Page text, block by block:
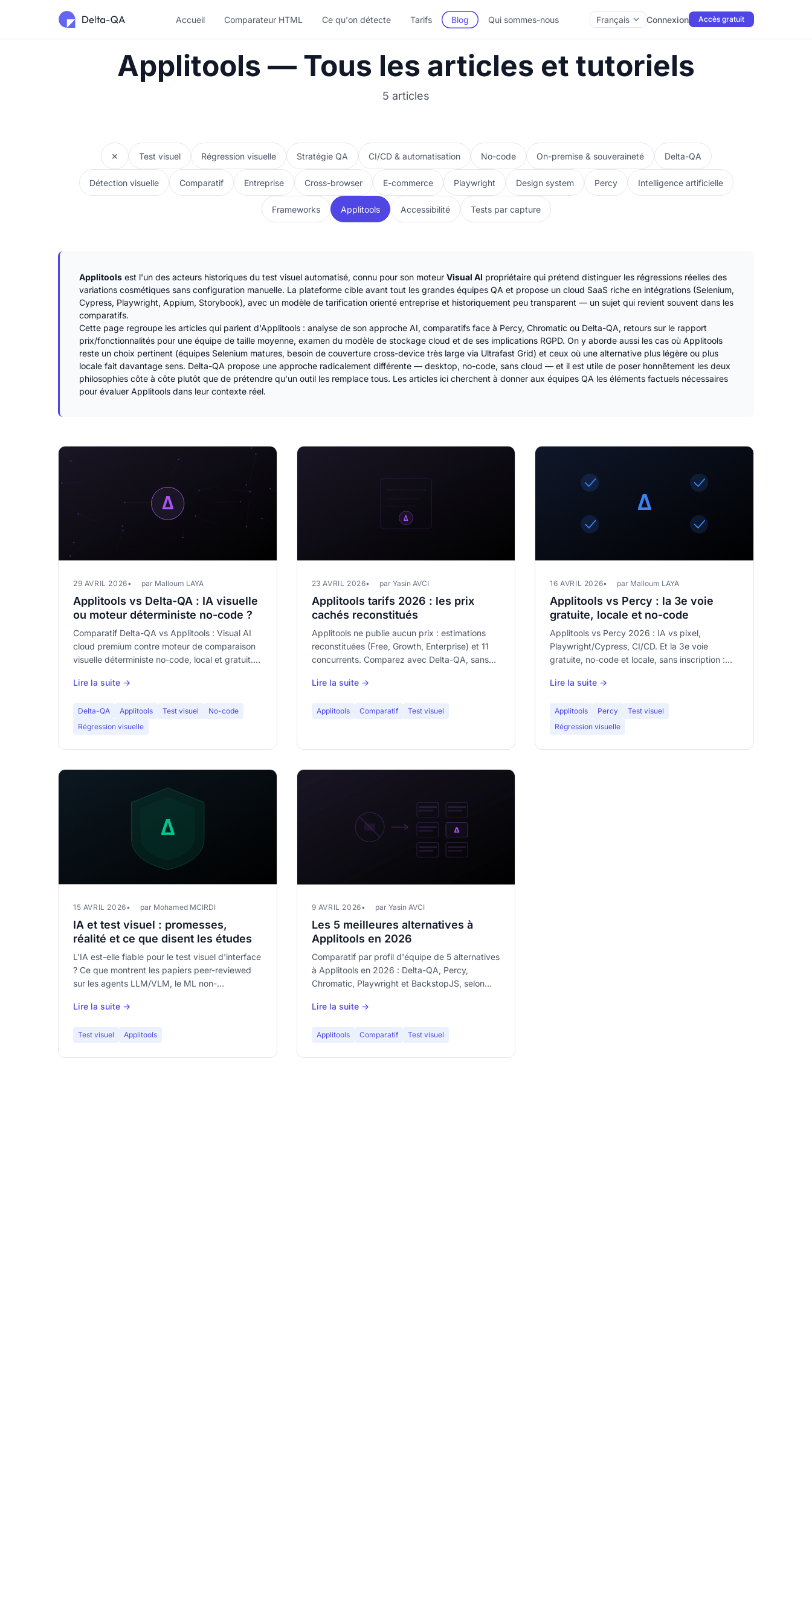
Accueil Comparateur HTML Ce qu'on détecte Tarifs Blog Qui sommes-nous Français Connexion Accès gratuit
Applitools — Tous les articles et tutoriels
5 articles
✕ Test visuel Régression visuelle Stratégie QA CI/CD & automatisation No-code On-premise & souveraineté Delta-QA
Détection visuelle Comparatif Entreprise Cross-browser E-commerce Playwright Design system Percy Intelligence artificielle
Frameworks Applitools Accessibilité Tests par capture
Applitools est l'un des acteurs historiques du test visuel automatisé, connu pour son moteur Visual AI propriétaire qui prétend distinguer les régressions réelles des
variations cosmétiques sans configuration manuelle. La plateforme cible avant tout les grandes équipes QA et propose un cloud SaaS riche en intégrations (Selenium,
Cypress, Playwright, Appium, Storybook), avec un modèle de tarification orienté entreprise et historiquement peu transparent — un sujet qui revient souvent dans les
comparatifs.
Cette page regroupe les articles qui parlent d'Applitools : analyse de son approche AI, comparatifs face à Percy, Chromatic ou Delta-QA, retours sur le rapport
prix/fonctionnalités pour une équipe de taille moyenne, examen du modèle de stockage cloud et de ses implications RGPD. On y aborde aussi les cas où Applitools
reste un choix pertinent (équipes Selenium matures, besoin de couverture cross-device très large via Ultrafast Grid) et ceux où une alternative plus légère ou plus
locale fait davantage sens. Delta-QA propose une approche radicalement différente — desktop, no-code, sans cloud — et il est utile de poser honnêtement les deux
philosophies côte à côte plutôt que de prétendre qu'un outil les remplace tous. Les articles ici cherchent à donner aux équipes QA les éléments factuels nécessaires
pour évaluer Applitools dans leur contexte réel.
29 AVRIL 2026 par Malloum LAYA
Applitools vs Delta-QA : IA visuelle
ou moteur déterministe no-code ?
Comparatif Delta-QA vs Applitools : Visual AI
cloud premium contre moteur de comparaison
visuelle déterministe no-code, local et gratuit.
Lire la suite →
Delta-QA Applitools Test visuel
No-code
Régression visuelle
23 AVRIL 2026 par Yasin AVCI
Applitools tarifs 2026 : les prix
cachés reconstitués
Applitools ne publie aucun prix : estimations
reconstituées (Free, Growth, Enterprise) et 11
concurrents. Comparez avec Delta-QA, sans
Lire la suite →
Applitools Comparatif Test visuel
16 AVRIL 2026 par Malloum LAYA
Applitools vs Percy : la 3e voie
gratuite, locale et no-code
Applitools vs Percy 2026 : IA vs pixel,
Playwright/Cypress, CI/CD. Et la 3e voie
gratuite, no-code et locale, sans inscription :
Lire la suite →
Applitools Percy
Test visuel
Régression visuelle
15 AVRIL 2026 par Mohamed MCIRDI
IA et test visuel : promesses,
réalité et ce que disent les études
L'IA est-elle fiable pour le test visuel d'interface
? Ce que montrent les papiers peer-reviewed
sur les agents LLM/VLM, le ML non-
déterministe d'abord, IA en complément.
Lire la suite →
Test visuel Applitools
9 AVRIL 2026 par Yasin AVCI
Les 5 meilleures alternatives à
Applitools en 2026
Comparatif par profil d'équipe de 5 alternatives
à Applitools en 2026 : Delta-QA, Percy,
Chromatic, Playwright et BackstopJS, selon
Lire la suite →
Applitools Comparatif Test visuel